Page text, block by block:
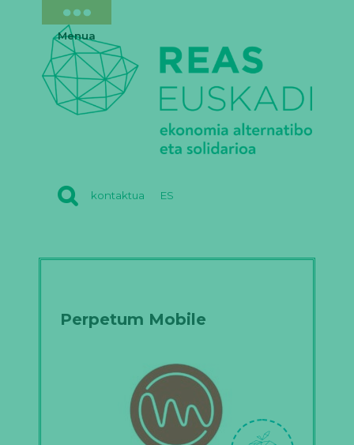
kontaktua ES
Menua
Perpetum Mobile